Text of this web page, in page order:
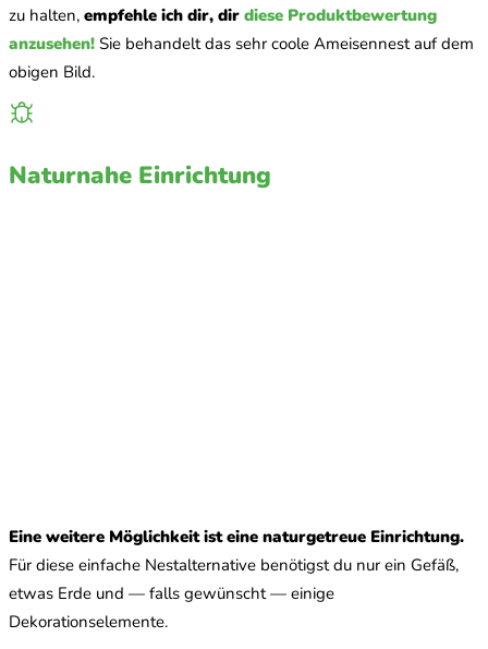
zu halten, empfehle ich dir, dir diese Produktbewertung
anzusehen! Sie behandelt das sehr coole Ameisennest auf dem
obigen Bild.
Naturnahe Einrichtung
Eine weitere Möglichkeit ist eine naturgetreue Einrichtung.
Für diese einfache Nestalternative benötigst du nur ein Gefäß,
etwas Erde und — falls gewünscht — einige
Dekorationselemente.